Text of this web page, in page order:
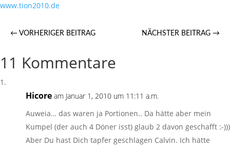
www.tion2010.de
← VORHERIGER BEITRAG NÄCHSTER BEITRAG →
11 Kommentare
Hicore am Januar 1, 2010 um 11:11 a.m.
Auweia… das waren ja Portionen.. Da hätte aber mein
Kumpel (der auch 4 Döner isst) glaub 2 davon geschafft :-)))
Aber Du hast Dich tapfer geschlagen Calvin. Ich hätte